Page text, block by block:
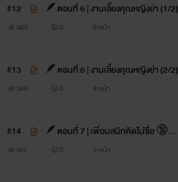
#12 🪶ตอนที่ 6 | งานเลี้ยงคุณหญิงย่า (1/2)
363 0 8 หน้า
#13 🪶ตอนที่ 6 | งานเลี้ยงคุณหญิงย่า (2/2)
349 0 8 หน้า
#14
🪶ตอนที่ 7 | เพื่อนสนิทคิดไม่ซื่อ 🔞
(1/2)
452 0 9 หน้า